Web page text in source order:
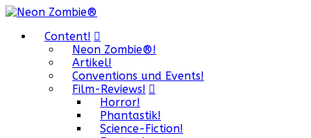
Content!
Neon Zombie®!
Artikel!
Conventions und Events!
Film-Reviews!
Horror!
Phantastik!
Science-Fiction!